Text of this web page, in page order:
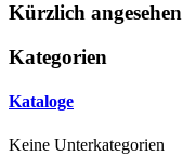
Kürzlich angesehen
Kategorien
Kataloge
Keine Unterkategorien